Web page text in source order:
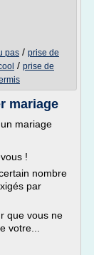
pas / prise de
/ prise de
mariage
mariage
!
nombre
par
que vous ne
votre...